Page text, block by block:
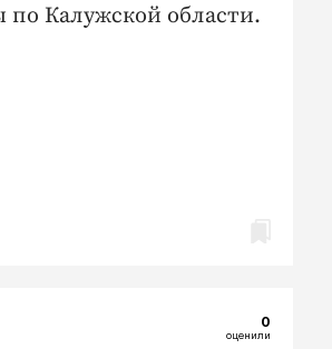
по Калужской области.
0
оценили